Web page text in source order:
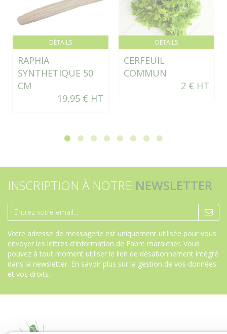
DÉTAILS
RAPHIA
SYNTHETIQUE 50
CM
19,95 € HT
DÉTAILS
CERFEUIL
COMMUN
2 € HT
INSCRIPTION À NOTRE NEWSLETTER
Votre adresse de messagerie est uniquement utilisée pour vous
envoyer les lettres d'information de Fabre maraicher. Vous
pouvez à tout moment utiliser le lien de désabonnement intégré
dans la newsletter. En savoir plus sur la gestion de vos données
et vos droits.